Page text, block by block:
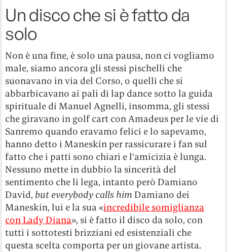
Un disco che si è fatto da
solo
Non è una fine, è solo una pausa, non ci vogliamo
male, siamo ancora gli stessi pischelli che
suonavano in via del Corso, o quelli che si
abbarbicavano ai pali di lap dance sotto la guida
spirituale di Manuel Agnelli, insomma, gli stessi
che giravano in golf cart con Amadeus per le vie di
Sanremo quando eravamo felici e lo sapevamo,
hanno detto i Maneskin per rassicurare i fan sul
fatto che i patti sono chiari e l’amicizia è lunga.
Nessuno mette in dubbio la sincerità del
sentimento che li lega, intanto però Damiano
David,but everybody calls him Damiano dei
Maneskin, lui e la sua «incredibile somiglianza
con Lady Diana», si è fatto il disco da solo, con
tutti i sottotesti brizziani ed esistenziali che
questa scelta comporta per un giovane artista.